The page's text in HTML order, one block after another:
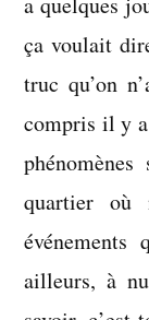
ça voulait
truc qu’on
compris il y a
quartier où
ailleurs, à